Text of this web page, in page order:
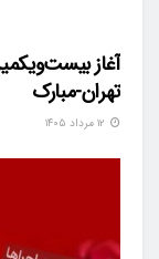
آغاز
تهران-مبارک